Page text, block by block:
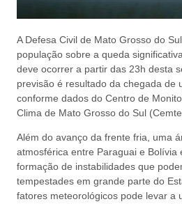
A Defesa Civil de Mato Grosso do
população sobre a queda
deve ocorrer a partir das 23h desta
previsão é resultado da chegada de
conforme dados do Centro de
Clima de Mato Grosso do Sul
Além do avanço da frente fria, uma
atmosférica entre Paraguai e Bolívia
formação de instabilidades que
tempestades em grande parte do
fatores meteorológicos pode levar a